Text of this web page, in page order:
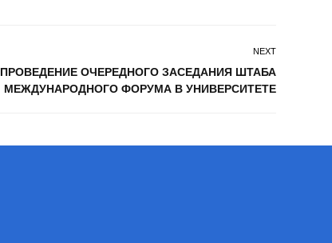
NEXT
ПРОВЕДЕНИЕ ОЧЕРЕДНОГО ЗАСЕДАНИЯ ШТАБА
МЕЖДУНАРОДНОГО ФОРУМА В УНИВЕРСИТЕТЕ